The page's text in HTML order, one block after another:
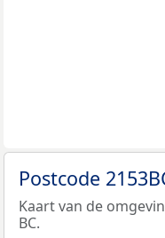
Postcode
Kaart van de
BC.